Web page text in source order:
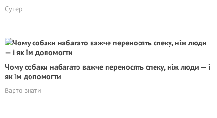
Супер
Чому собаки набагато важче переносять спеку, ніж люди — і
як їм допомогти
Варто знати